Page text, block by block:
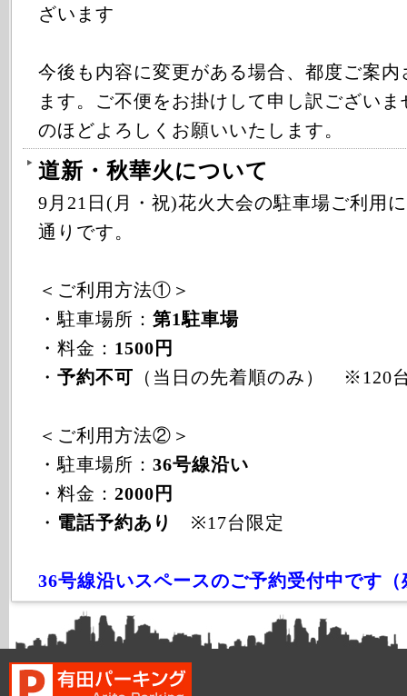
ざいます
今後も内容に変更がある場合、都度ご案
ます。ご不便をお掛けして申し訳ござい
のほどよろしくお願いいたします。
道新・秋華火について
9月21日(月・祝)花火大会の駐車場ご利用
通りです。
＜ご利用方法①＞
・駐車場所： 第1駐車場
・料金： 1500円
・ 予約不可 （当日の先着順のみ） ※120
＜ご利用方法②＞
・駐車場所： 36号線沿い
・料金： 2000円
・ 電話予約あり ※17台限定
36号線沿いスペースのご予約受付中です